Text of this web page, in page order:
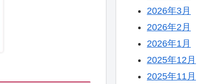
2026年3月
2026年2月
2026年1月
2025年12月
2025年11月